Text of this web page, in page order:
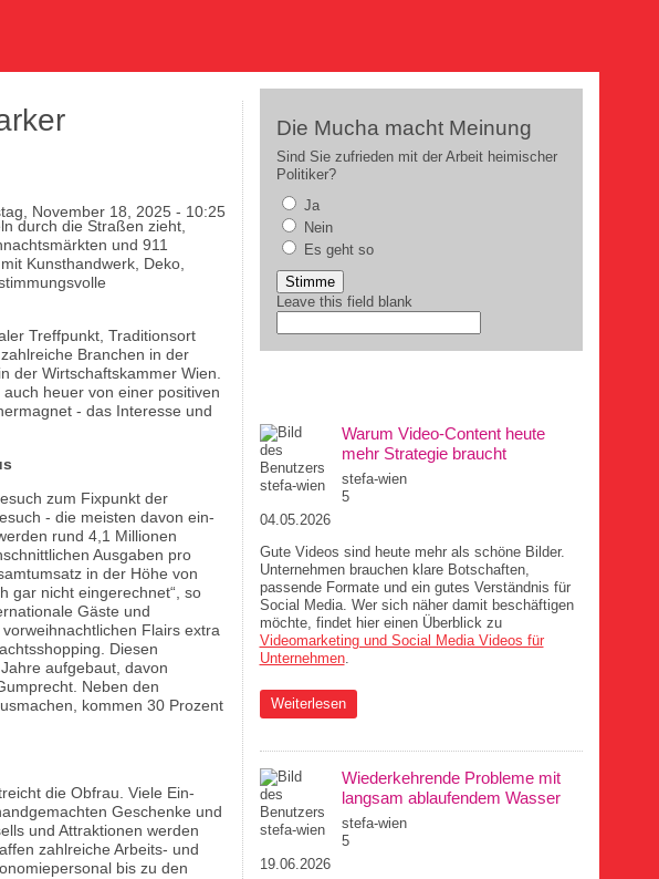
November 18, 2025 - 10:25
durch die Straßen zieht,
und 911
Kunsthandwerk, Deko,
Treffpunkt, Traditionsort
Branchen in der
der Wirtschaftskammer Wien.
heuer von einer positiven
- das Interesse und
zum Fixpunkt der
- die meisten davon ein-
rund 4,1 Millionen
Ausgaben pro
in der Höhe von
gar nicht eingerechnet“, so
Gäste und
Flairs extra
Diesen
aufgebaut, davon
Neben den
kommen 30 Prozent
die Obfrau. Viele Ein-
Geschenke und
und Attraktionen werden
zahlreiche Arbeits- und
bis zu den
Die Mucha macht Meinung
Sind Sie zufrieden mit der Arbeit heimischer
Politiker?
Ja
Nein
Es geht so
Leave this field blank
Warum Video-Content heute
mehr Strategie braucht
stefa-wien
5
04.05.2026
Gute Videos sind heute mehr als schöne Bilder.
Unternehmen brauchen klare Botschaften,
passende Formate und ein gutes Verständnis für
Social Media. Wer sich näher damit beschäftigen
möchte, findet hier einen Überblick zu
Videomarketing und Social Media Videos für
Unternehmen.
Weiterlesen
über Warum Video-Content heute mehr Strategie
braucht
Wiederkehrende Probleme mit
langsam ablaufendem Wasser
stefa-wien
5
19.06.2026